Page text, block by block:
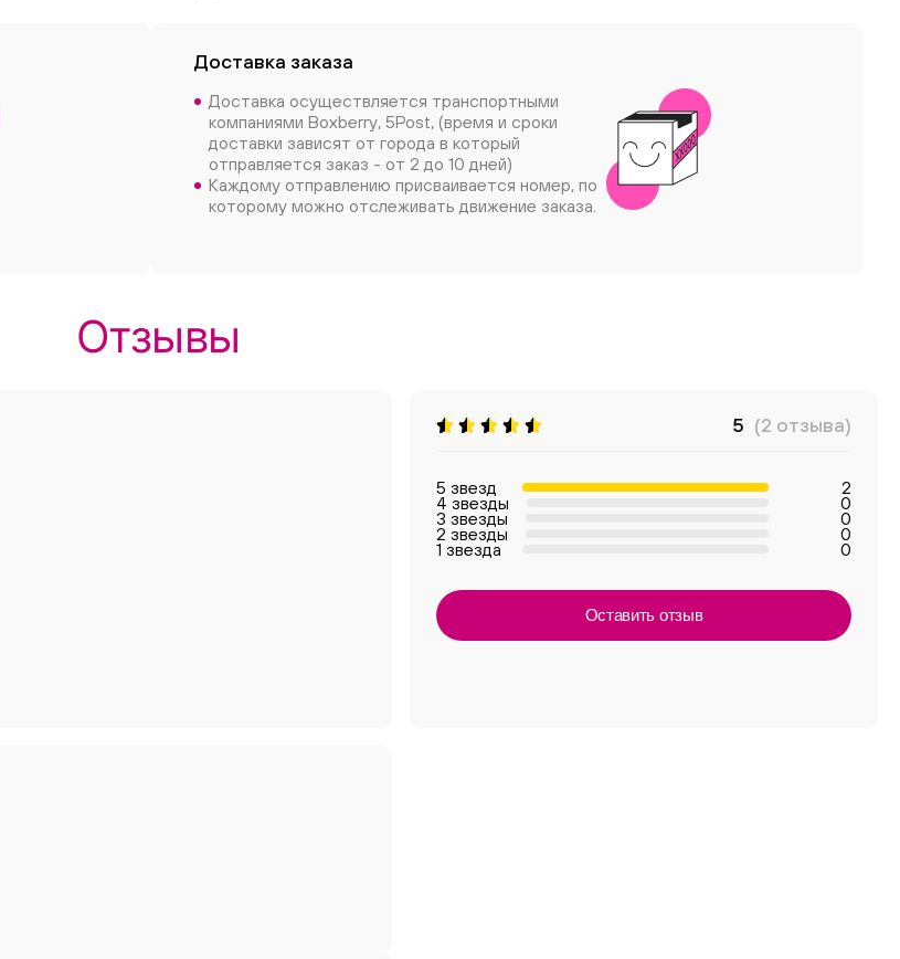
Доставка заказа
Доставка осуществляется транспортными
компаниями Boxberry, 5Post, (время и сроки
доставки зависят от города в который
отправляется заказ - от 2 до 10 дней)
Каждому отправлению присваивается номер, по
которому можно отслеживать движение заказа.
Отзывы
5 (2 отзыва)
5 звезд 2
4 звезды 0
3 звезды 0
2 звезды 0
1 звезда 0
Оставить отзыв